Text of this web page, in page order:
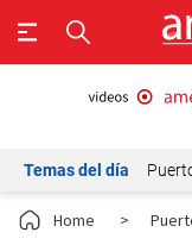
Temas del día
Home >